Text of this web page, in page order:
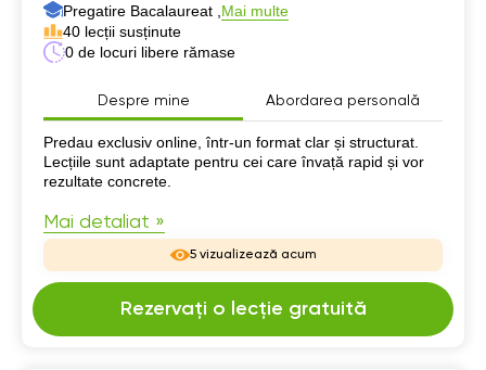
Pregatire Bacalaureat , Mai multe
40 lecții susținute
0 de locuri libere rămase
Despre mine Abordarea personală
Despre mine
Predau exclusiv online, într-un format clar și structurat.
Lecțiile sunt adaptate pentru cei care învață rapid și vor
rezultate concrete.
Mai detaliat »
5 vizualizează acum
Rezervați o lecție gratuită